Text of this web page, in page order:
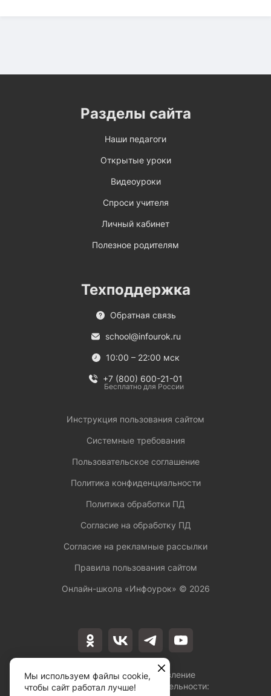
Лицензия на осуществление
образовательной деятельности:
Разделы сайта
Наши педагоги
Открытые уроки
Видеоуроки
Спроси учителя
Личный кабинет
Полезное родителям
Техподдержка
Обратная связь
school@infourok.ru
10:00 – 22:00 мск
+7 (800) 600-21-01
Бесплатно для России
Инструкция пользования сайтом
Системные требования
Пользовательское соглашение
Политика конфиденциальности
Политика обработки ПД
Согласие на обработку ПД
Согласие на рекламные рассылки
Правила пользования сайтом
Онлайн-школа «Инфоурок» © 2026
Мы используем файлы cookie,
чтобы сайт работал лучше!